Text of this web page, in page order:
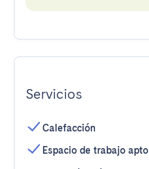
Servicios
Calefacción
Espacio de trabajo apto